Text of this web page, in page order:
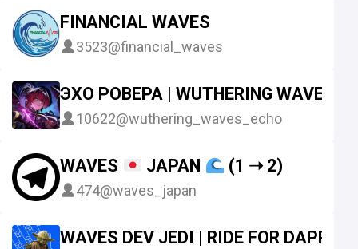
FINANCIAL WAVES
3523@financial_waves
ЭХО РОВЕРА | WUTHERING WAVES
10622@wuthering_waves_echo
WAVES JAPAN (1 ➝ 2)
474@waves_japan
WAVES DEV JEDI | RIDE FOR DAPPS